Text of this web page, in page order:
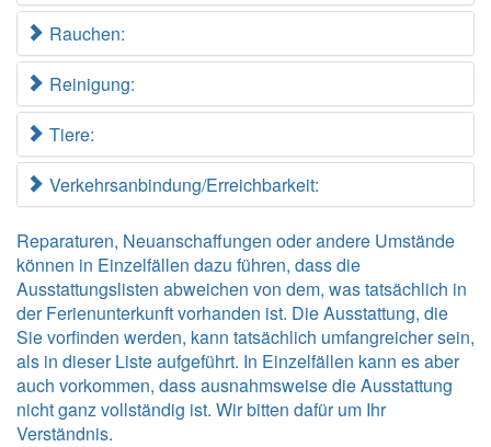
Rauchen:
Reinigung:
Tiere:
Verkehrsanbindung/Erreichbarkeit:
Reparaturen, Neuanschaffungen oder andere Umstände
können in Einzelfällen dazu führen, dass die
Ausstattungslisten abweichen von dem, was tatsächlich in
der Ferienunterkunft vorhanden ist. Die Ausstattung, die
Sie vorfinden werden, kann tatsächlich umfangreicher sein,
als in dieser Liste aufgeführt. In Einzelfällen kann es aber
auch vorkommen, dass ausnahmsweise die Ausstattung
nicht ganz vollständig ist. Wir bitten dafür um Ihr
Verständnis.